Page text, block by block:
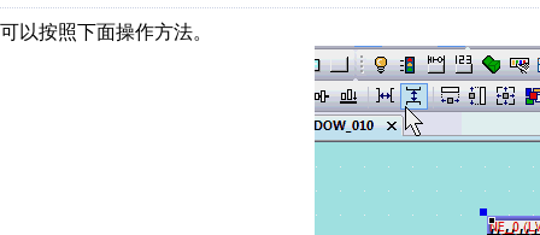
可以按照下面操作方法。